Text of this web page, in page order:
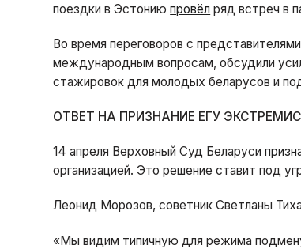
поездки в Эстониюпровёл ряд встреч в
Во время переговоров с
международным вопросам, обсудили
стажировок для молодых беларусов и
ОТВЕТ НА ПРИЗНАНИЕ ЕГУ
14 апреля Верховный Суд Беларуси
организацией. Это решение ставит под
Леонид Морозов, советник Светланы
«Мы видим типичную для режима